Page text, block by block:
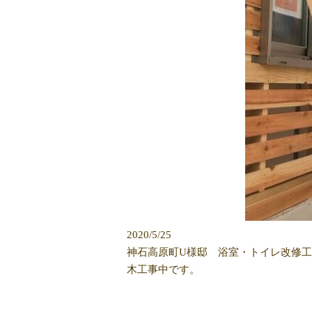
2020/5/25
神石高原町U様邸 浴室・トイレ改修
木工事中です。